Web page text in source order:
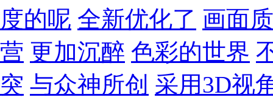
度的呢 全新优化了 画面
营 更加沉醉 色彩的世界
突 与众神所创 采用3D视